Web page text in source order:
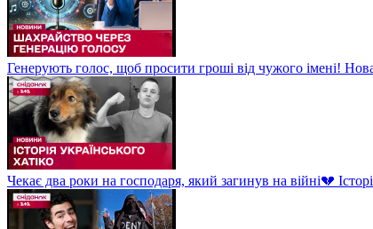
Генерують голос, щоб просити гроші від чужого імені!
Чекає два роки на господаря, який загинув на війні💔